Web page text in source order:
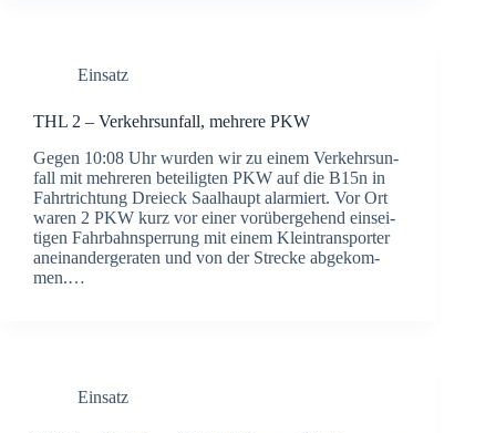
Einsatz
THL 2 – Ver­kehrs­un­fall, meh­re­re PKW
Gegen 10:08 Uhr wur­den wir zu einem Ver­kehrs­un­
fall mit meh­re­ren betei­lig­ten PKW auf die B15n in
Fahrt­rich­tung Drei­eck Saal­haupt alar­miert. Vor Ort
waren 2 PKW kurz vor einer vor­über­ge­hend ein­sei­
ti­gen Fahr­bahn­sper­rung mit einem Klein­trans­por­ter
anein­an­der­ge­ra­ten und von der Stre­cke abge­kom­
men.…
Einsatz